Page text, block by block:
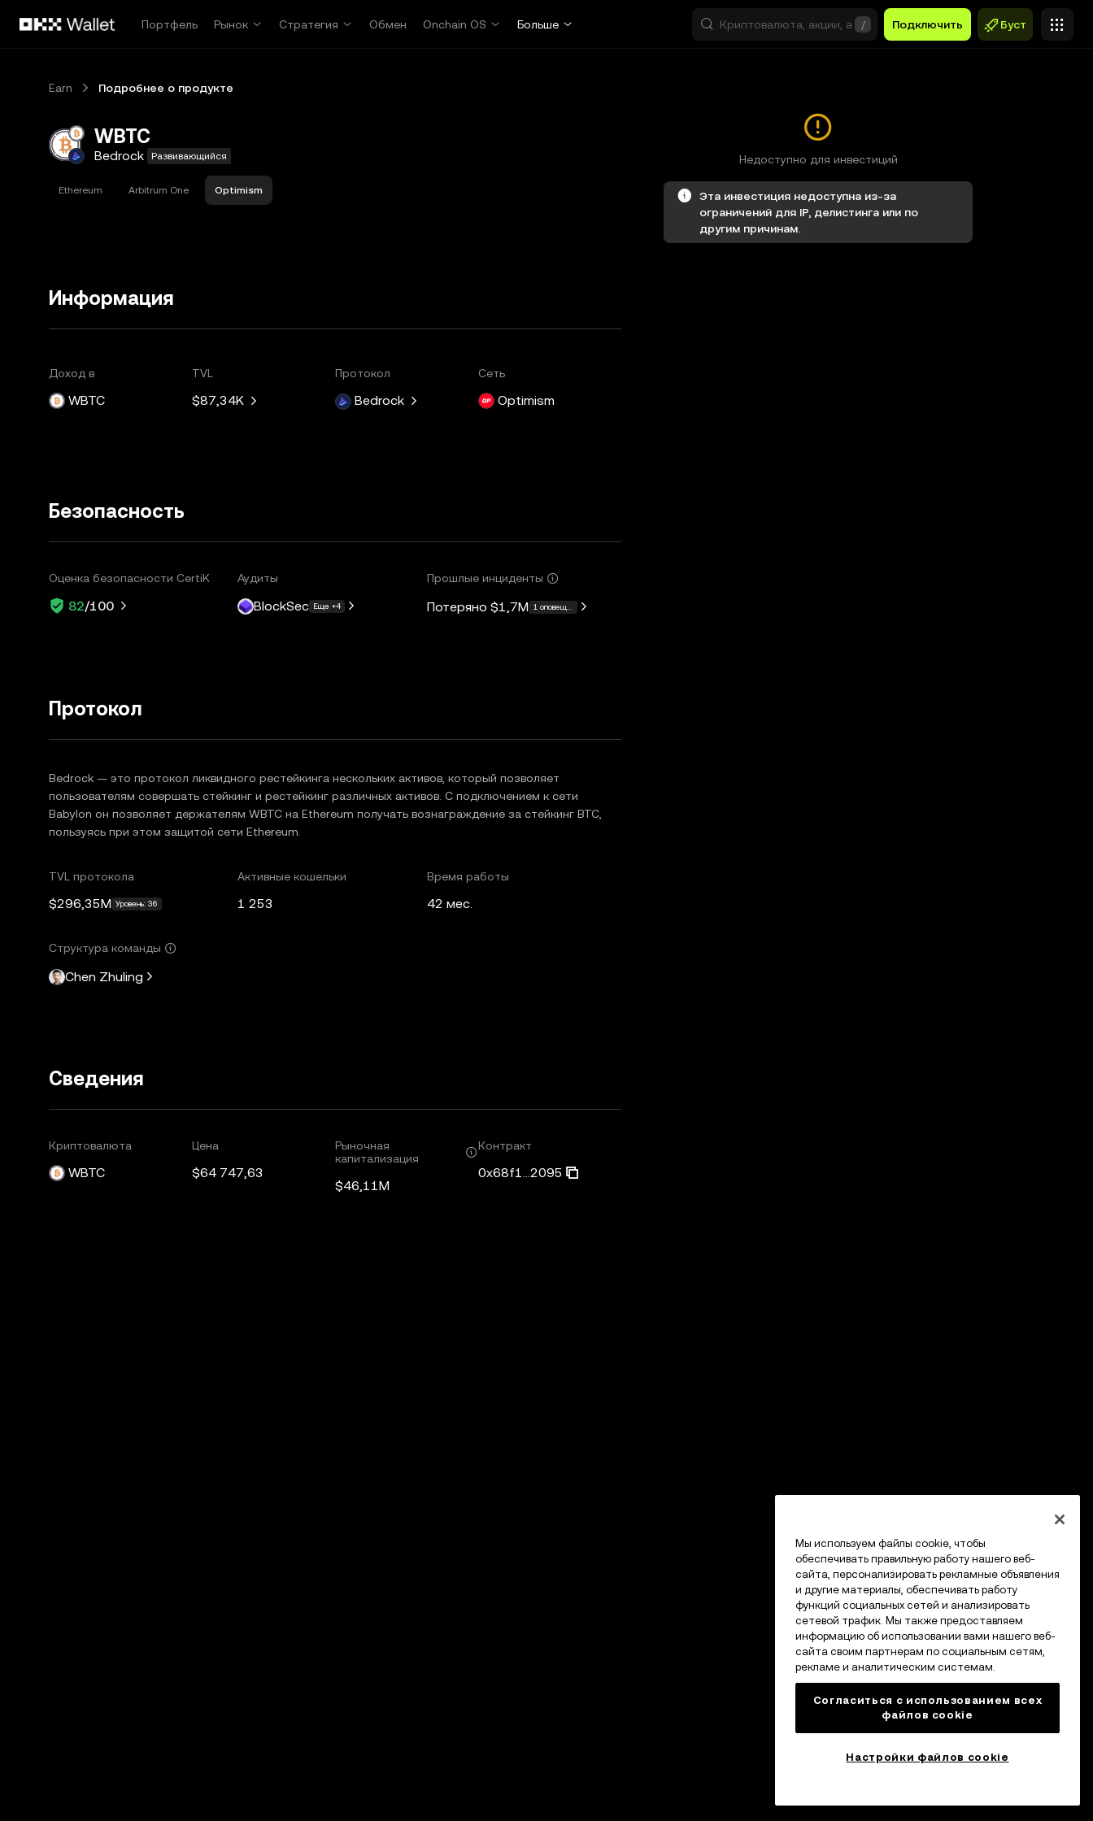
Портфель
Рынок Стратегия Обмен Onchain OS Больше / Подключить Буст
Earn Подробнее о продукте
WBTC
Bedrock Развивающийся
Ethereum Arbitrum One Optimism
Информация
Доход в
WBTC
TVL
$87,34K
Протокол
Bedrock
Сеть
Optimism
Безопасность
Оценка безопасности CertiK
82/100
Аудиты
BlockSec Еще +4
Прошлые инциденты
Потеряно $1,7M 1 оповещение
Протокол
Bedrock — это протокол ликвидного рестейкинга нескольких активов, который позволяет
пользователям совершать стейкинг и рестейкинг различных активов. С подключением к сети
Babylon он позволяет держателям WBTC на Ethereum получать вознаграждение за стейкинг BTC,
пользуясь при этом защитой сети Ethereum.
TVL протокола
$296,35M Уровень: 36
Активные кошельки
1 253
Время работы
42 мес.
Структура команды
Chen Zhuling
Сведения
Криптовалюта
WBTC
Цена
$64 747,63
Рыночная
капитализация
$46,11M
Контракт
0x68f1...2095
Недоступно для инвестиций
Эта инвестиция недоступна из-за
ограничений для IP, делистинга или по
другим причинам.
Мы используем файлы cookie, чтобы
обеспечивать правильную работу нашего веб-
сайта, персонализировать рекламные объявления
и другие материалы, обеспечивать работу
функций социальных сетей и анализировать
сетевой трафик. Мы также предоставляем
информацию об использовании вами нашего веб-
сайта своим партнерам по социальным сетям,
рекламе и аналитическим системам.
Согласиться с использованием всех
файлов cookie
Настройки файлов cookie